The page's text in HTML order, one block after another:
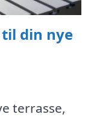
din nye
terrasse,